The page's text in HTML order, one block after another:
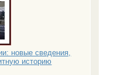
новые сведения,
историю